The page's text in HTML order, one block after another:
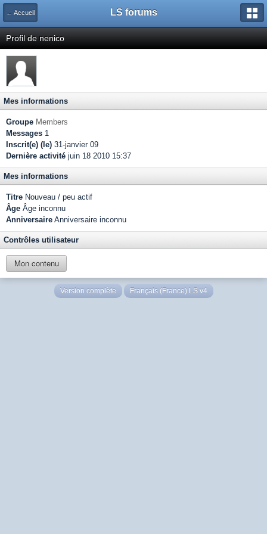
← Accueil LS forums
Profil de nenico
Mes informations
Groupe Members
Messages 1
Inscrit(e) (le) 31-janvier 09
Dernière activité juin 18 2010 15:37
Mes informations
Titre Nouveau / peu actif
Âge Âge inconnu
Anniversaire Anniversaire inconnu
Contrôles utilisateur
Mon contenu
Version complète Français (France) LS v4